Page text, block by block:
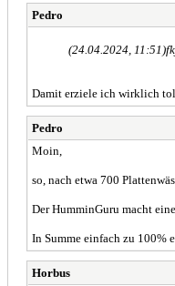
Pedro
(24.04.2024, 11:51)
Damit erziele ich wirklich
Pedro
Moin,
so, nach etwa 700
Der HumminGuru macht
In Summe einfach zu 100%
Horbus